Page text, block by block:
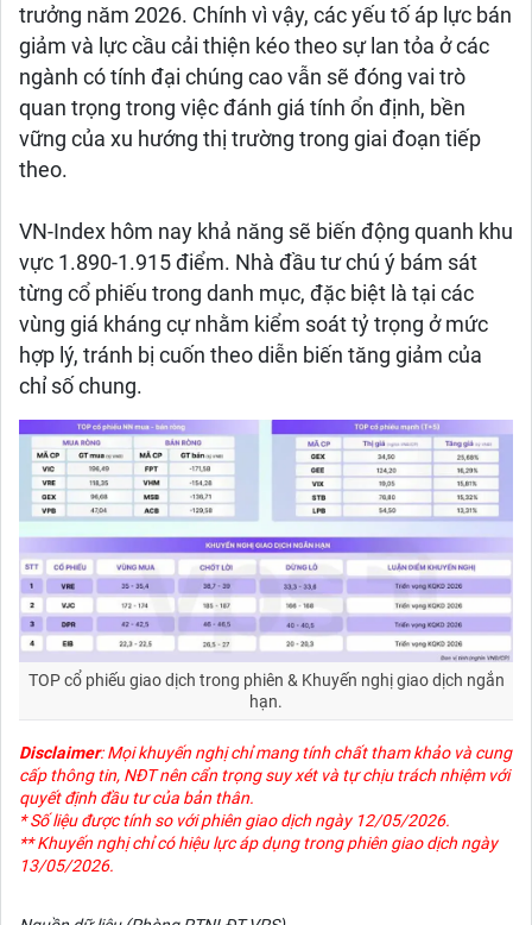
trưởng năm 2026. Chính vì vậy, các yếu tố áp lực bán
giảm và lực cầu cải thiện kéo theo sự lan tỏa ở các
ngành có tính đại chúng cao vẫn sẽ đóng vai trò
quan trọng trong việc đánh giá tính ổn định, bền
vững của xu hướng thị trường trong giai đoạn tiếp
theo.
VN-Index hôm nay khả năng sẽ biến động quanh khu
vực 1.890-1.915 điểm. Nhà đầu tư chú ý bám sát
từng cổ phiếu trong danh mục, đặc biệt là tại các
vùng giá kháng cự nhằm kiểm soát tỷ trọng ở mức
hợp lý, tránh bị cuốn theo diễn biến tăng giảm của
chỉ số chung.
TOP cổ phiếu giao dịch trong phiên & Khuyến nghị giao dịch ngắn
hạn.
Disclaimer: Mọi khuyến nghị chỉ mang tính chất tham khảo và cung
cấp thông tin, NĐT nên cẩn trọng suy xét và tự chịu trách nhiệm với
quyết định đầu tư của bản thân.
* Số liệu được tính so với phiên giao dịch ngày 12/05/2026.
** Khuyến nghị chỉ có hiệu lực áp dụng trong phiên giao dịch ngày
13/05/2026.